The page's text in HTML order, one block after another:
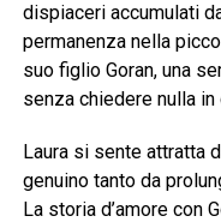
dispiaceri accumulati
permanenza nella
suo figlio Goran, una
senza chiedere nulla in
Laura si sente attratta
genuino tanto da
La storia d’amore con